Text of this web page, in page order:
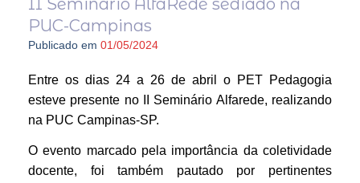
II Seminário AlfaRede sediado na
PUC-Campinas
Publicado em 01/05/2024
Entre os dias 24 a 26 de abril o PET Pedagogia
esteve presente no II Seminário Alfarede, realizando
na PUC Campinas-SP.
O evento marcado pela importância da coletividade
docente, foi também pautado por pertinentes